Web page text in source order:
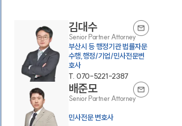
김대수
Senior Partner Attorney
부산시 등 행정기관 법률자문
수행,행정/기업/민사전문변
호사
T. 070-5221-2387
배준모
Senior Partner Attorney
민사전문 변호사